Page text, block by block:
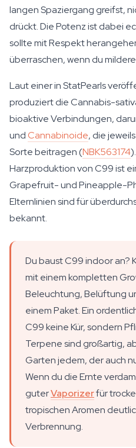
langen Spaziergang greifst,
drückt. Die Potenz ist dabei
sollte mit Respekt
überraschen, wenn du
Laut einer in StatPearls
produziert die Cannabis-
bioaktive Verbindungen,
undCannabinoide, die
Sorte beitragen (NBK563174
Harzproduktion von C99 ist
Grapefruit- und Pineapple-
Elternlinien sind für
bekannt.
Du baust C99 indoor an?
mit einem kompletten
Beleuchtung, Belüftung
einem Paket. Ein
C99 keine Kür, sondern
Terpene sind großartig,
Garten jedem, der auch
Wenn du die Ernte
guterVaporizerfür
tropischen Aromen
Verbrennung.